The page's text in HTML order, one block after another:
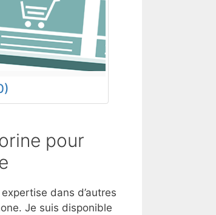
pour
dans d’autres
Je suis disponible